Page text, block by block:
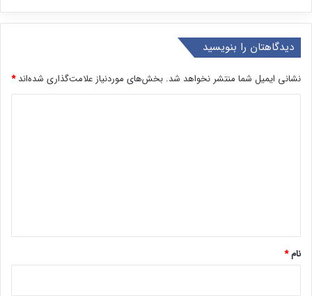
دیدگاهتان را بنویسید
نشانی ایمیل شما منتشر نخواهد شد. بخش‌های موردنیاز علامت‌گذاری شده‌اند*
نام*